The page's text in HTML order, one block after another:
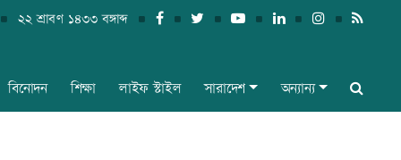
২২ শ্রাবণ ১৪৩৩ বঙ্গাব্দ
বিনোদন শিক্ষা লাইফ স্টাইল সারাদেশ অন্যান্য